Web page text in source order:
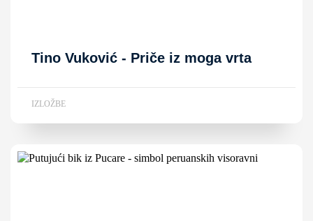
Tino Vuković - Priče iz moga vrta
IZLOŽBE